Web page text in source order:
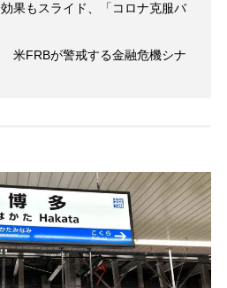
果もスライド、「コロナ克服バ
FRBが警戒する金融危機シナ